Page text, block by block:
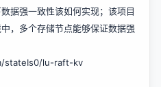
据强一致性该如何实现；该项目
，多个存储节点能够保证数据强
stateIs0/lu-raft-kv